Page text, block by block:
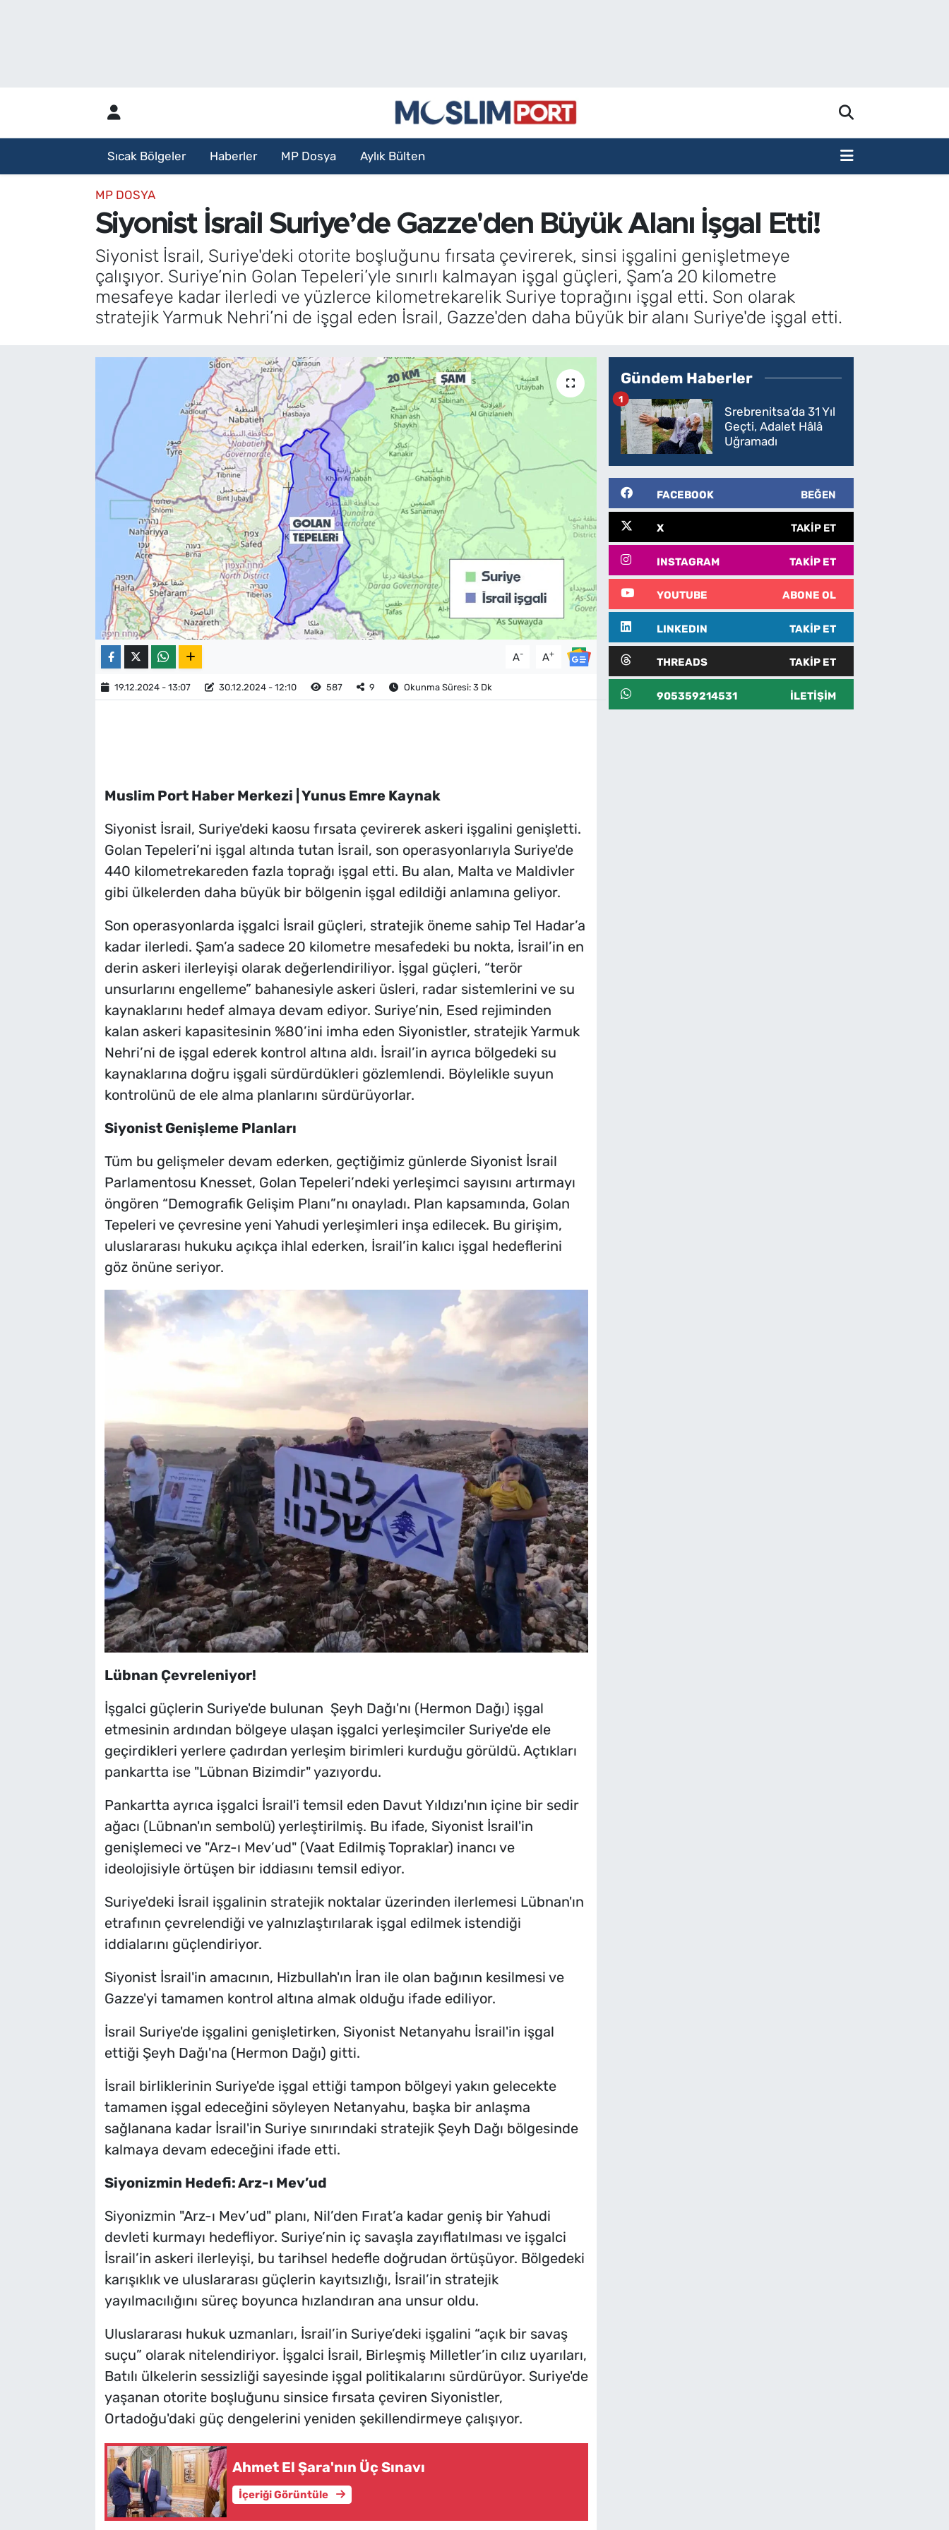
Sıcak Bölgeler Haberler MP Dosya Aylık Bülten
MP DOSYA
Siyonist İsrail Suriye’de Gazze'den Büyük Alanı İşgal Etti!
Siyonist İsrail, Suriye'deki otorite boşluğunu fırsata çevirerek, sinsi işgalini genişletmeye
çalışıyor. Suriye’nin Golan Tepeleri’yle sınırlı kalmayan işgal güçleri, Şam’a 20 kilometre
mesafeye kadar ilerledi ve yüzlerce kilometrekarelik Suriye toprağını işgal etti. Son olarak
stratejik Yarmuk Nehri’ni de işgal eden İsrail, Gazze'den daha büyük bir alanı Suriye'de işgal etti.
A- A+
19.12.2024 - 13:07 30.12.2024 - 12:10 587 9 Okunma Süresi: 3 Dk
Muslim Port Haber Merkezi | Yunus Emre Kaynak
Siyonist İsrail, Suriye'deki kaosu fırsata çevirerek askeri işgalini genişletti.
Golan Tepeleri’ni işgal altında tutan İsrail, son operasyonlarıyla Suriye'de
440 kilometrekareden fazla toprağı işgal etti. Bu alan, Malta ve Maldivler
gibi ülkelerden daha büyük bir bölgenin işgal edildiği anlamına geliyor.
Son operasyonlarda işgalci İsrail güçleri, stratejik öneme sahip Tel Hadar’a
kadar ilerledi. Şam’a sadece 20 kilometre mesafedeki bu nokta, İsrail’in en
derin askeri ilerleyişi olarak değerlendiriliyor. İşgal güçleri, “terör
unsurlarını engelleme” bahanesiyle askeri üsleri, radar sistemlerini ve su
kaynaklarını hedef almaya devam ediyor. Suriye’nin, Esed rejiminden
kalan askeri kapasitesinin %80’ini imha eden Siyonistler, stratejik Yarmuk
Nehri’ni de işgal ederek kontrol altına aldı. İsrail’in ayrıca bölgedeki su
kaynaklarına doğru işgali sürdürdükleri gözlemlendi. Böylelikle suyun
kontrolünü de ele alma planlarını sürdürüyorlar.
Siyonist Genişleme Planları
Tüm bu gelişmeler devam ederken, geçtiğimiz günlerde Siyonist İsrail
Parlamentosu Knesset, Golan Tepeleri’ndeki yerleşimci sayısını artırmayı
öngören “Demografik Gelişim Planı”nı onayladı. Plan kapsamında, Golan
Tepeleri ve çevresine yeni Yahudi yerleşimleri inşa edilecek. Bu girişim,
uluslararası hukuku açıkça ihlal ederken, İsrail’in kalıcı işgal hedeflerini
göz önüne seriyor.
Lübnan Çevreleniyor!
İşgalci güçlerin Suriye'de bulunan Şeyh Dağı'nı (Hermon Dağı) işgal
etmesinin ardından bölgeye ulaşan işgalci yerleşimciler Suriye'de ele
geçirdikleri yerlere çadırdan yerleşim birimleri kurduğu görüldü. Açtıkları
pankartta ise "Lübnan Bizimdir" yazıyordu.
Pankartta ayrıca işgalci İsrail'i temsil eden Davut Yıldızı'nın içine bir sedir
ağacı (Lübnan'ın sembolü) yerleştirilmiş. Bu ifade, Siyonist İsrail'in
genişlemeci ve "Arz-ı Mev’ud" (Vaat Edilmiş Topraklar) inancı ve
ideolojisiyle örtüşen bir iddiasını temsil ediyor.
Suriye'deki İsrail işgalinin stratejik noktalar üzerinden ilerlemesi Lübnan'ın
etrafının çevrelendiği ve yalnızlaştırılarak işgal edilmek istendiği
iddialarını güçlendiriyor.
Siyonist İsrail'in amacının, Hizbullah'ın İran ile olan bağının kesilmesi ve
Gazze'yi tamamen kontrol altına almak olduğu ifade ediliyor.
İsrail Suriye'de işgalini genişletirken, Siyonist Netanyahu İsrail'in işgal
ettiği Şeyh Dağı'na (Hermon Dağı) gitti.
İsrail birliklerinin Suriye'de işgal ettiği tampon bölgeyi yakın gelecekte
tamamen işgal edeceğini söyleyen Netanyahu, başka bir anlaşma
sağlanana kadar İsrail'in Suriye sınırındaki stratejik Şeyh Dağı bölgesinde
kalmaya devam edeceğini ifade etti.
Siyonizmin Hedefi: Arz-ı Mev’ud
Siyonizmin "Arz-ı Mev’ud" planı, Nil’den Fırat’a kadar geniş bir Yahudi
devleti kurmayı hedefliyor. Suriye’nin iç savaşla zayıflatılması ve işgalci
İsrail’in askeri ilerleyişi, bu tarihsel hedefle doğrudan örtüşüyor. Bölgedeki
karışıklık ve uluslararası güçlerin kayıtsızlığı, İsrail’in stratejik
yayılmacılığını süreç boyunca hızlandıran ana unsur oldu.
Uluslararası hukuk uzmanları, İsrail’in Suriye’deki işgalini “açık bir savaş
suçu” olarak nitelendiriyor. İşgalci İsrail, Birleşmiş Milletler’in cılız uyarıları,
Batılı ülkelerin sessizliği sayesinde işgal politikalarını sürdürüyor. Suriye'de
yaşanan otorite boşluğunu sinsice fırsata çeviren Siyonistler,
Ortadoğu'daki güç dengelerini yeniden şekillendirmeye çalışıyor.
Ahmet El Şara'nın Üç Sınavı
İçeriği Görüntüle
Gündem Haberler
Srebrenitsa’da 31 Yıl
Geçti, Adalet Hâlâ
Uğramadı
1
FACEBOOK BEĞEN
X TAKIP ET
INSTAGRAM TAKIP ET
YOUTUBE ABONE OL
LINKEDIN TAKIP ET
THREADS TAKIP ET
905359214531 İLETIŞIM
Aylık Bülten